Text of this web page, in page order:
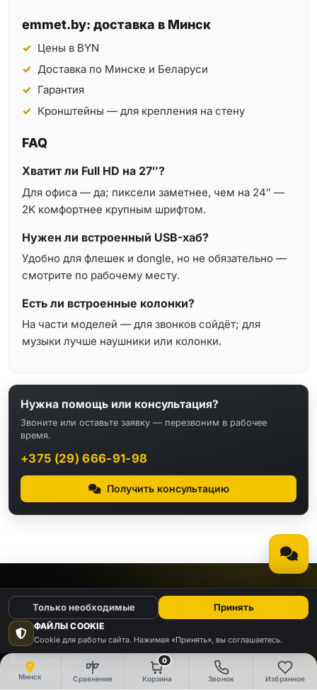
Минск Сравнение
0
Корзина Звонок Избранное
emmet.by: доставка в Минск
Цены в BYN
Доставка по Минске и Беларуси
Гарантия
Кронштейны — для крепления на стену
FAQ
Хватит ли Full HD на 27″?
Для офиса — да; пиксели заметнее, чем на 24″ —
2K комфортнее крупным шрифтом.
Нужен ли встроенный USB-хаб?
Удобно для флешек и dongle, но не обязательно —
смотрите по рабочему месту.
Есть ли встроенные колонки?
На части моделей — для звонков сойдёт; для
музыки лучше наушники или колонки.
Нужна помощь или консультация?
Звоните или оставьте заявку — перезвоним в рабочее
время.
+375 (29) 666-91-98
Получить консультацию
КАТАЛОГ
Видео Аудио
Компьютеры и
комплектующие
Электроника
ФАЙЛЫ COOKIE
Cookie для работы сайта. Нажимая «Принять», вы соглашаетесь.
Только необходимые Принять